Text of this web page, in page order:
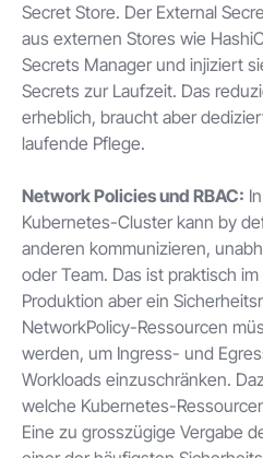
Secret Store. Der External
aus externen Stores wie
Secrets Manager und injiziert
Secrets zur Laufzeit. Das
erheblich, braucht aber
laufende Pflege.
Network Policies und RBAC:
Kubernetes-Cluster kann by
anderen kommunizieren,
oder Team. Das ist praktisch
Produktion aber ein
NetworkPolicy-Ressourcen
werden, um Ingress- und
Workloads einzuschränken.
welche Kubernetes-
Eine zu grosszügige Vergabe